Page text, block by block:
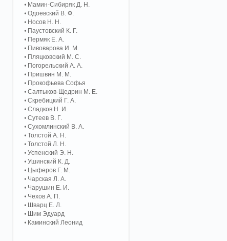
Мамин-Сибиряк Д. Н.
Одоевский В. Ф.
Носов Н. Н.
Паустовский К. Г.
Пермяк Е. А.
Пивоварова И. М.
Пляцковский М. С.
Погорельский А. A.
Пришвин М. М.
Прокофьева Софья
Салтыков-Щедрин М. Е.
Скребицкий Г. А.
Сладков Н. И.
Сутеев В. Г.
Сухомлинский В. А.
Толстой А. Н.
Толстой Л. Н.
Успенский Э. Н.
Ушинский К. Д.
Цыферов Г. М.
Чарская Л. А.
Чарушин Е. И.
Чехов А. П.
Шварц Е. Л.
Шим Эдуард
Каминский Леонид